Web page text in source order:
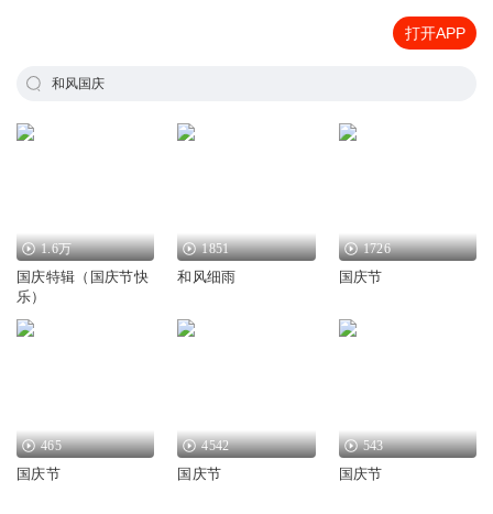
打开APP
和风国庆
1.6万
国庆特辑（国庆节快
乐）
1851
和风细雨
1726
国庆节
465
国庆节
4542
国庆节
543
国庆节